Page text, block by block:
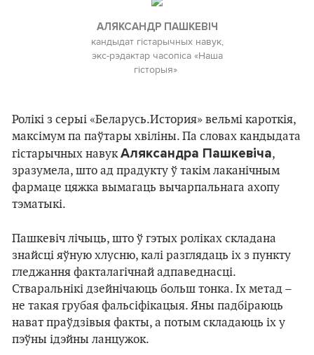
АЛЯКСАНДР ПАШКЕВІЧ
кандыдат гістарычных навук,
экс-рэдактар часопіса «Наша
гісторыя»
Ролікі з серыі «Беларусь.История» вельмі кароткія,
максімум па паўтары хвіліны. Па словах кандыдата
гістарычных навукАляксандра Пашкевіча,
зразумела, што ад прадукту ў такім лаканічным
фармаце цяжка вымагаць вычарпальнага ахопу
тэматыкі.
Пашкевіч лічыць, што ў гэтых роліках складана
знайсці яўную хлусню, калі разглядаць іх з пункту
гледжання факталагічнай адпаведнасці.
Стваральнікі дзейнічаюць больш тонка. Іх метад –
не такая грубая фальсіфікацыя. Яны падбіраюць
нават праўдзівыя факты, а потым складаюць іх у
пэўны ідэйны ланцужок.